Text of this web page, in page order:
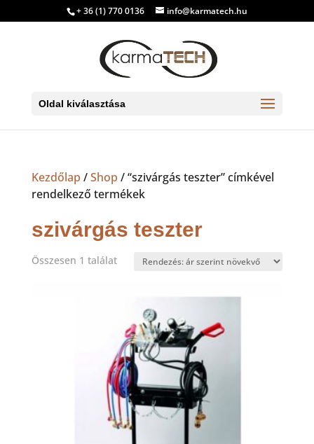
+ 36 (1) 770 0136 info@karmatech.hu
Oldal kiválasztása
Kezdőlap /Shop / “szivárgás teszter” címkével
rendelkező termékek
szivárgás teszter
Összesen 1 találat